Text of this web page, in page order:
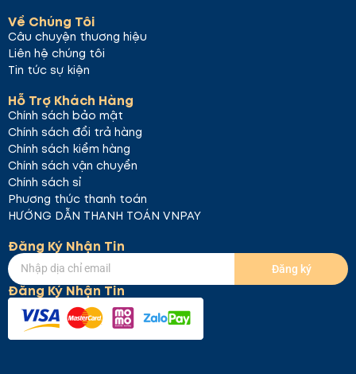
Về Chúng Tôi
Câu chuyện thương hiệu
Liên hệ chúng tôi
Tin tức sự kiện
Hỗ Trợ Khách Hàng
Chính sách bảo mật
Chính sách đổi trả hàng
Chính sách kiểm hàng
Chính sách vận chuyển
Chính sách sỉ
Phương thức thanh toán
HƯỚNG DẪN THANH TOÁN VNPAY
Đăng Ký Nhận Tin
Đăng ký
Đăng Ký Nhận Tin